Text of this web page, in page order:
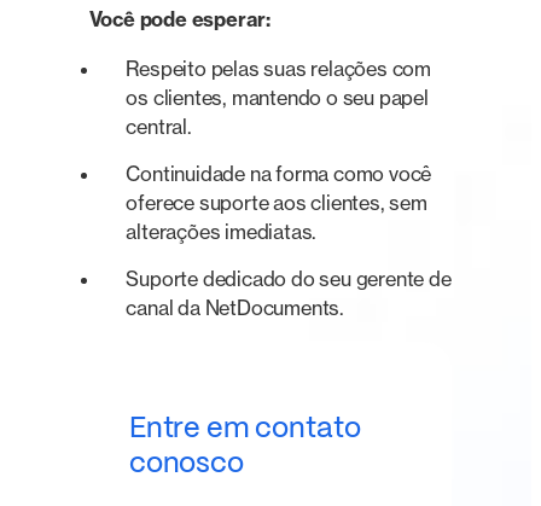
Você pode esperar:
Respeito pelas suas relações com
os clientes, mantendo o seu papel
central.
Continuidade na forma como você
oferece suporte aos clientes, sem
alterações imediatas.
Suporte dedicado do seu gerente de
canal da NetDocuments.
Entre em contato
conosco